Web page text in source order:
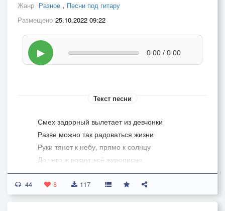
Жанр Разное , Песни под гитару
Размещено 25.10.2022 09:22
▶ 0:00 / 0:00
Текст песни
Смех задорный вылетает из девчонки
Разве можно так радоваться жизни
Руки тянет к небу, прямо к солнцу
До чего ж вокруг всё живописно
Небо холст в синеве
Пальцем лёжа на траве
44 8 117